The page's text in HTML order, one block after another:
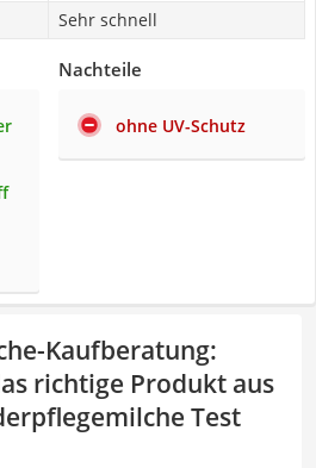
Sehr schnell
Nachteile
ohne UV-Schutz
Kaufberatung:
richtige Produkt aus
Test